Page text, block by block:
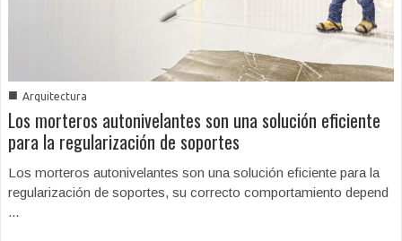
■ Arquitectura
Los morteros autonivelantes son una solución eficiente
para la regularización de soportes
Los morteros autonivelantes son una solución eficiente para la
regularización de soportes, su correcto comportamiento depend
...